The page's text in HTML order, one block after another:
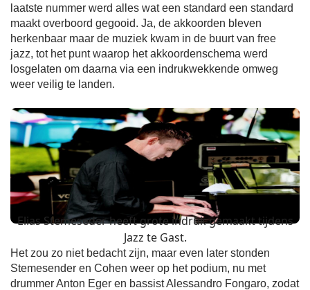
laatste nummer werd alles wat een standard een standard
maakt overboord gegooid. Ja, de akkoorden bleven
herkenbaar maar de muziek kwam in de buurt van free
jazz, tot het punt waarop het akkoordenschema werd
losgelaten om daarna via een indrukwekkende omweg
weer veilig te landen.
Elias Stemeseder heeft grote indruk gemaakt tijdens
Jazz te Gast.
Het zou zo niet bedacht zijn, maar even later stonden
Stemesender en Cohen weer op het podium, nu met
drummer Anton Eger en bassist Alessandro Fongaro, zodat